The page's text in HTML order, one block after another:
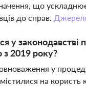
що
до справ.
у законодавстві
з 2019 року?
у
на користь